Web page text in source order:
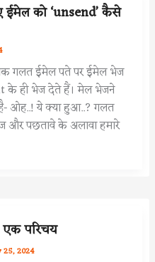
को ‘unsend’ कैसे
गलत ईमेल पते पर ईमेल भेज
के ही भेज देते हैं। मेल भेजने
ओह..! ये क्या हुआ..? गलत
और पछतावे के अलावा हमारे
परिचय
2024